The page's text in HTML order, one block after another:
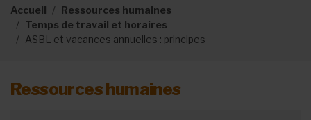
Accueil
Ressources humaines
Temps de travail et horaires
ASBL et vacances annuelles : principes
Ressources humaines